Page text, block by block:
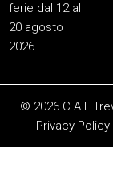
ferie dal 12 al
20 agosto
2026.
© 2026 C.A.I.
Privacy Policy